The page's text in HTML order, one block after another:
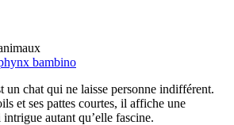
bambino
un chat qui ne laisse personne indifférent.
et ses pattes courtes, il affiche une
autant qu’elle fascine.